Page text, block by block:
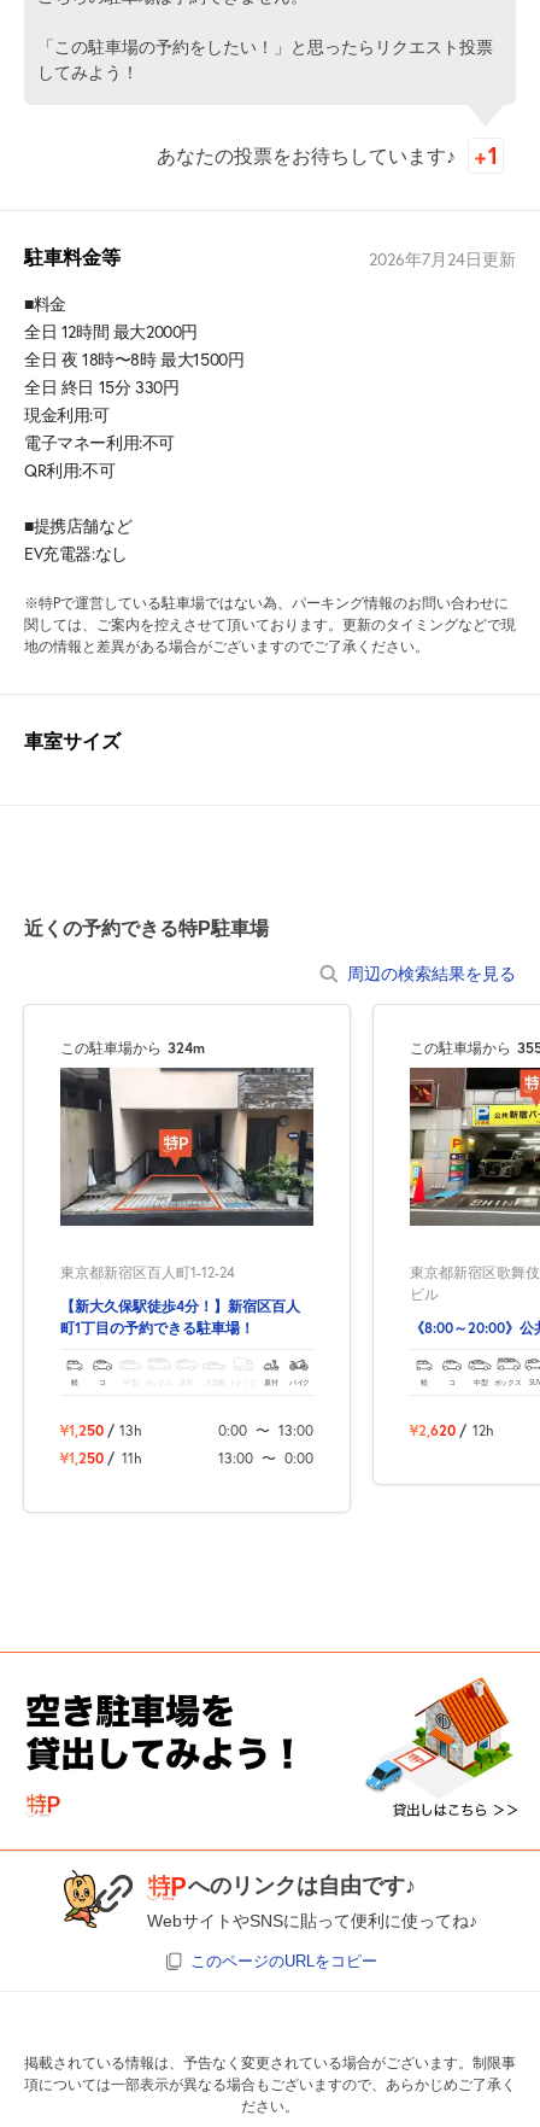
「この駐車場の予約をしたい！」と思ったらリクエスト投票
してみよう！
あなたの投票をお待ちしています♪
駐車料金等 2026年7月24日更新
■料金
全日 12時間 最大2000円
全日 夜 18時〜8時 最大1500円
全日 終日 15分 330円
現金利用:可
電子マネー利用:不可
QR利用:不可
■提携店舗など
EV充電器:なし
※特Pで運営している駐車場ではない為、パーキング情報のお問い合わせに
関しては、ご案内を控えさせて頂いております。更新のタイミングなどで現
地の情報と差異がある場合がございますのでご了承ください。
車室サイズ
近くの予約できる特P駐車場
周辺の検索結果を見る
この駐車場から 324m
東京都新宿区百人町1-12-24
【新大久保駅徒歩4分！】新宿区百人
町1丁目の予約できる駐車場！
軽 コ 中型 ボックス SUV 大型車 トラック 原付 バイク
¥1,250 / 13h 0:00 〜 13:00
¥1,250 / 11h 13:00 〜 0:00
この駐車場から
東京都新宿区歌舞
ビル
《8:00～20:00》
軽 コ 中型 ボックス
¥2,620 / 12h
へのリンクは自由です♪
WebサイトやSNSに貼って便利に使ってね♪
このページのURLをコピー
掲載されている情報は、予告なく変更されている場合がございます。制限事
項については一部表示が異なる場合もございますので、あらかじめご了承く
ださい。
で自宅の空き を
貸出しませんか
次へ